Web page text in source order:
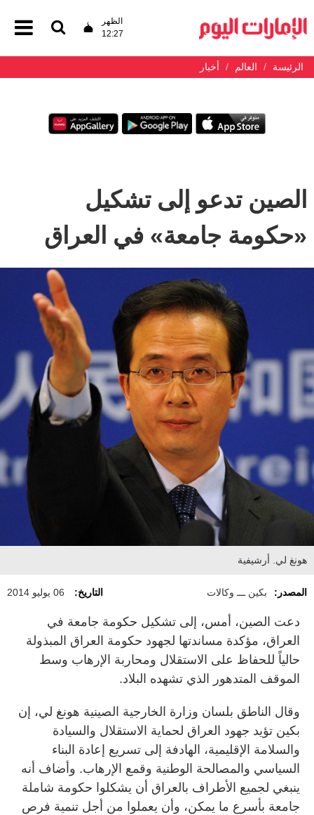
الظهر
12:27
الرئيسة العالم أخبار
الصين تدعو إلى تشكيل
«حكومة جامعة» في العراق
هونغ لي. أرشيفية
المصدر: بكين ـــ وكالات التاريخ: 06 يوليو 2014
دعت الصين، أمس، إلى تشكيل حكومة جامعة في
العراق، مؤكدة مساندتها لجهود حكومة العراق المبذولة
حالياً للحفاظ على الاستقلال ومحاربة الإرهاب وسط
الموقف المتدهور الذي تشهده البلاد.
وقال الناطق بلسان وزارة الخارجية الصينية هونغ لي، إن
بكين تؤيد جهود العراق لحماية الاستقلال والسيادة
والسلامة الإقليمية، الهادفة إلى تسريع إعادة البناء
السياسي والمصالحة الوطنية وقمع الإرهاب. وأضاف أنه
ينبغي لجميع الأطراف بالعراق أن يشكلوا حكومة شاملة
جامعة بأسرع ما يمكن، وأن يعملوا من أجل تنمية فرص